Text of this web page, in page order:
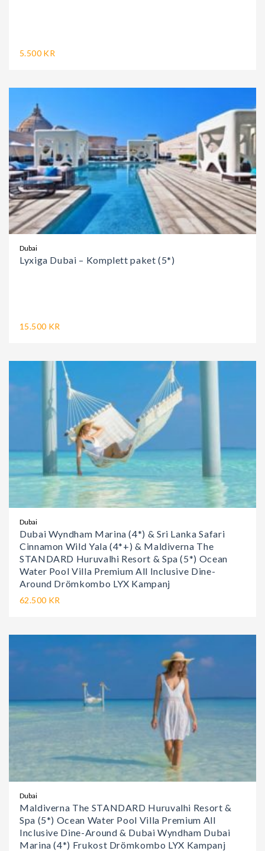
5.500 KR
Dubai
Lyxiga Dubai – Komplett paket (5*)
15.500 KR
Dubai
Dubai Wyndham Marina (4*) & Sri Lanka Safari
Cinnamon Wild Yala (4*+) & Maldiverna The
STANDARD Huruvalhi Resort & Spa (5*) Ocean
Water Pool Villa Premium All Inclusive Dine-
Around Drömkombo LYX Kampanj
62.500 KR
Dubai
Maldiverna The STANDARD Huruvalhi Resort &
Spa (5*) Ocean Water Pool Villa Premium All
Inclusive Dine-Around & Dubai Wyndham Dubai
Marina (4*) Frukost Drömkombo LYX Kampanj